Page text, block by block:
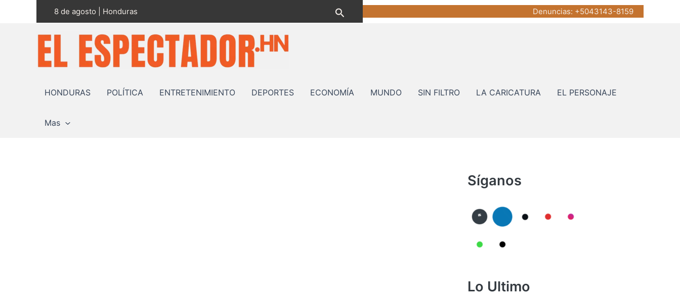
8 de agosto | Honduras Buscar Denuncias: +5043143-8159
HONDURAS POLÍTICA ENTRETENIMIENTO DEPORTES ECONOMÍA MUNDO SIN FILTRO LA CARICATURA EL PERSONAJE
Mas
Síganos
Lo Ultimo